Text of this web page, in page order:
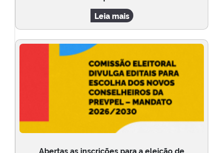
Leia mais
Abertas as inscrições para a eleição de